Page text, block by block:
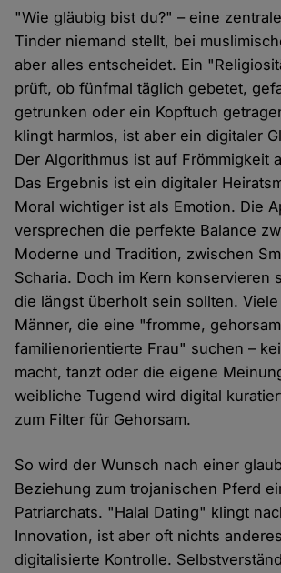
"Wie gläubig bist du?" – eine
Tinder niemand stellt, bei
aber alles entscheidet. Ein
prüft, ob fünfmal täglich gebetet,
getrunken oder ein Kopftuch
klingt harmlos, ist aber ein digitaler
Der Algorithmus ist auf Frömmigkeit
Das Ergebnis ist ein digitaler
Moral wichtiger ist als Emotion. Die
versprechen die perfekte Balance
Moderne und Tradition, zwischen
Scharia. Doch im Kern konservieren
die längst überholt sein sollten.
Männer, die eine "fromme,
familienorientierte Frau" suchen –
macht, tanzt oder die eigene
weibliche Tugend wird digital
zum Filter für Gehorsam.
So wird der Wunsch nach einer
Beziehung zum trojanischen Pferd
Patriarchats. "Halal Dating" klingt
Innovation, ist aber oft nichts
digitalisierte Kontrolle.